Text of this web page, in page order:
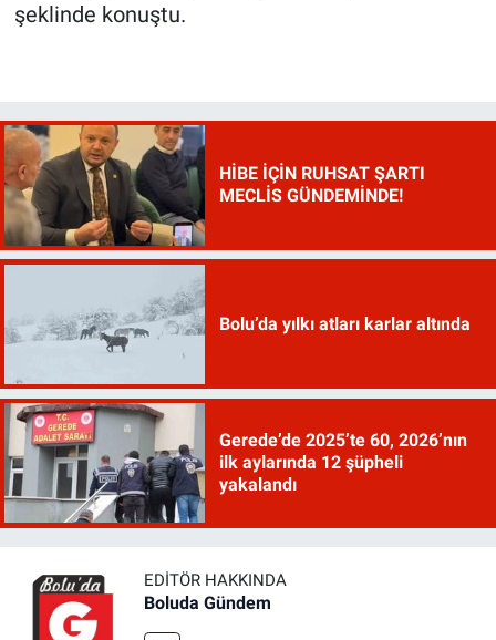
şeklinde konuştu.
HİBE İÇİN RUHSAT ŞARTI
MECLİS GÜNDEMİNDE!
Bolu’da yılkı atları karlar altında
Gerede’de 2025’te 60, 2026’nın
ilk aylarında 12 şüpheli
yakalandı
EDITÖR HAKKINDA
Boluda Gündem